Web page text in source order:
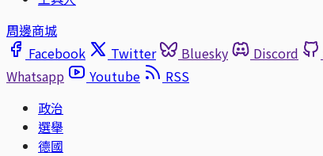
周邊商城
Facebook
Twitter Bluesky Discord
Whatsapp
Youtube
RSS
政治
選舉
德國